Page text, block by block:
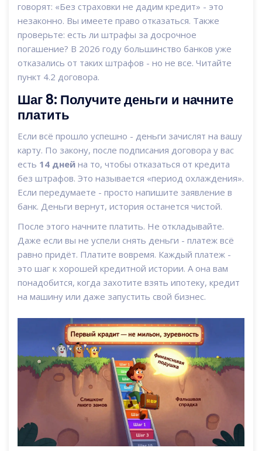
говорят: «Без страховки не дадим кредит» - это
незаконно. Вы имеете право отказаться. Также
проверьте: есть ли штрафы за досрочное
погашение? В 2026 году большинство банков уже
отказались от таких штрафов - но не все. Читайте
пункт 4.2 договора.
Шаг 8: Получите деньги и начните
платить
Если всё прошло успешно - деньги зачислят на вашу
карту. По закону, после подписания договора у вас
есть 14 дней на то, чтобы отказаться от кредита
без штрафов. Это называется «период охлаждения».
Если передумаете - просто напишите заявление в
банк. Деньги вернут, история останется чистой.
После этого начните платить. Не откладывайте.
Даже если вы не успели снять деньги - платеж всё
равно придёт. Платите вовремя. Каждый платеж -
это шаг к хорошей кредитной истории. А она вам
понадобится, когда захотите взять ипотеку, кредит
на машину или даже запустить свой бизнес.